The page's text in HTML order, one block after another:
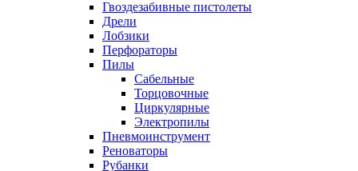
Гвоздезабивные пистолеты
Дрели
Лобзики
Перфораторы
Пилы
Сабельные
Торцовочные
Циркулярные
Электропилы
Пневмоинструмент
Реноваторы
Рубанки